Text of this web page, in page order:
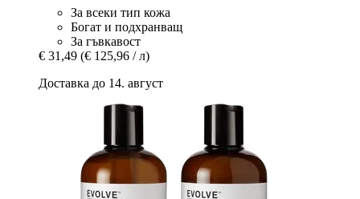
За всеки тип кожа
Богат и подхранващ
За гъвкавост
€ 31,49 (€ 125,96 / л)
Доставка до 14. август